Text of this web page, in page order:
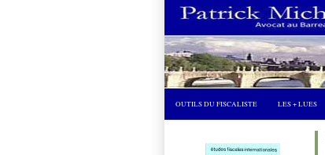
OUTILS DU FISCALISTE LES + LUES